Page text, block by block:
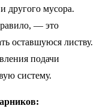
другого мусора.
— это
оставшуюся листву.
подачи
систему.